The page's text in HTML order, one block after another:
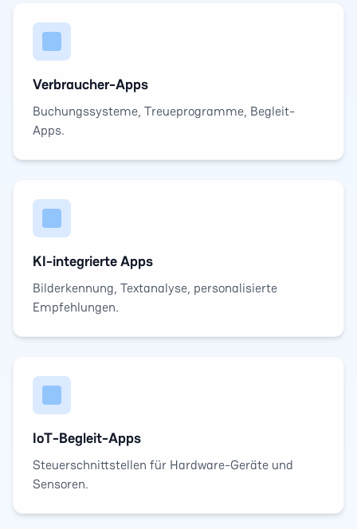
Verbraucher-Apps
Buchungssysteme, Treueprogramme, Begleit-
Apps.
KI-integrierte Apps
Bilderkennung, Textanalyse, personalisierte
Empfehlungen.
IoT-Begleit-Apps
Steuerschnittstellen für Hardware-Geräte und
Sensoren.